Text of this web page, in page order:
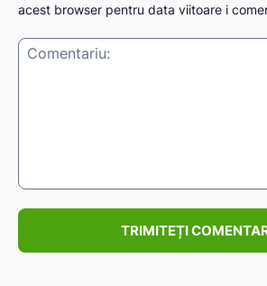
acest browser pentru data viitoare i